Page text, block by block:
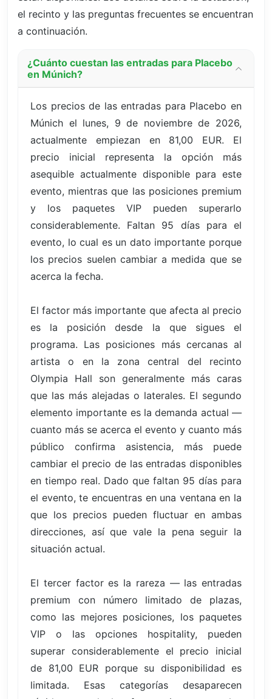
el recinto y las preguntas frecuentes se encuentran
a continuación.
¿Cuánto cuestan las entradas para Placebo
en Múnich?
Los precios de las entradas para Placebo en
Múnich el lunes, 9 de noviembre de 2026,
actualmente empiezan en 81,00 EUR. El
precio inicial representa la opción más
asequible actualmente disponible para este
evento, mientras que las posiciones premium
y los paquetes VIP pueden superarlo
considerablemente. Faltan 95 días para el
evento, lo cual es un dato importante porque
los precios suelen cambiar a medida que se
acerca la fecha.
El factor más importante que afecta al precio
es la posición desde la que sigues el
programa. Las posiciones más cercanas al
artista o en la zona central del recinto
Olympia Hall son generalmente más caras
que las más alejadas o laterales. El segundo
elemento importante es la demanda actual —
cuanto más se acerca el evento y cuanto más
público confirma asistencia, más puede
cambiar el precio de las entradas disponibles
en tiempo real. Dado que faltan 95 días para
el evento, te encuentras en una ventana en la
que los precios pueden fluctuar en ambas
direcciones, así que vale la pena seguir la
situación actual.
El tercer factor es la rareza — las entradas
premium con número limitado de plazas,
como las mejores posiciones, los paquetes
VIP o las opciones hospitality, pueden
superar considerablemente el precio inicial
de 81,00 EUR porque su disponibilidad es
limitada. Esas categorías desaparecen